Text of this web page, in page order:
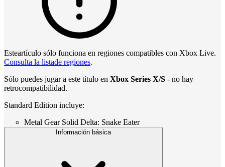
Esteartículo sólo funciona en regiones compatibles con Xbox Live.
Consulta la listade regiones.
Sólo puedes jugar a este título en Xbox Series X/S - no hay
retrocompatibilidad.
Standard Edition incluye:
Metal Gear Solid Delta: Snake Eater
Información básica